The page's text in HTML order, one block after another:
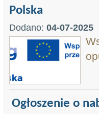
Polska
Dodano: 04-07-2025
Ogłoszenie o